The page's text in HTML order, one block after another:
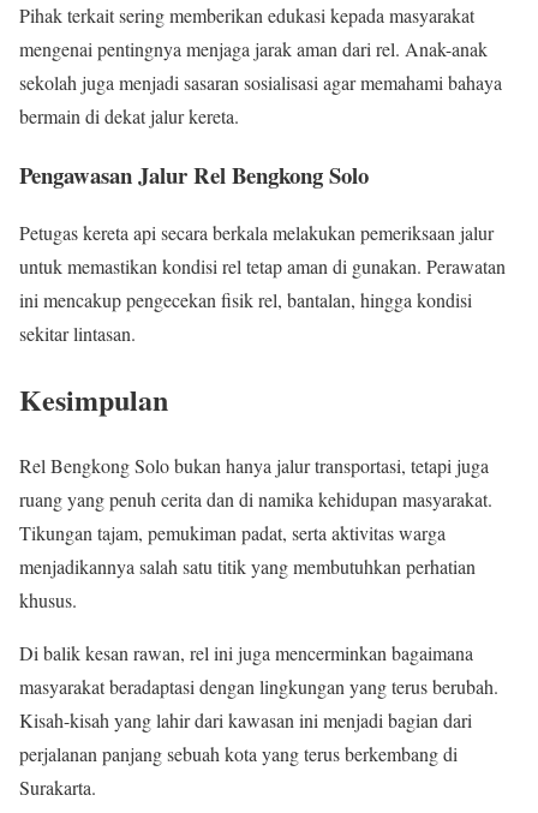
Pihak terkait sering memberikan edukasi kepada masyarakat
mengenai pentingnya menjaga jarak aman dari rel. Anak-anak
sekolah juga menjadi sasaran sosialisasi agar memahami bahaya
bermain di dekat jalur kereta.
Pengawasan Jalur Rel Bengkong Solo
Petugas kereta api secara berkala melakukan pemeriksaan jalur
untuk memastikan kondisi rel tetap aman di gunakan. Perawatan
ini mencakup pengecekan fisik rel, bantalan, hingga kondisi
sekitar lintasan.
Kesimpulan
Rel Bengkong Solo bukan hanya jalur transportasi, tetapi juga
ruang yang penuh cerita dan di namika kehidupan masyarakat.
Tikungan tajam, pemukiman padat, serta aktivitas warga
menjadikannya salah satu titik yang membutuhkan perhatian
khusus.
Di balik kesan rawan, rel ini juga mencerminkan bagaimana
masyarakat beradaptasi dengan lingkungan yang terus berubah.
Kisah-kisah yang lahir dari kawasan ini menjadi bagian dari
perjalanan panjang sebuah kota yang terus berkembang di
Surakarta.